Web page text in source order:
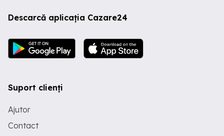
Descarcă aplicația Cazare24
Suport clienți
Ajutor
Contact